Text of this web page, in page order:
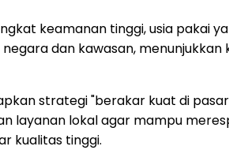
keamanan tinggi, usia pakai
dan kawasan,
strategi "berakar kuat di
layanan lokal agar mampu
kualitas tinggi.